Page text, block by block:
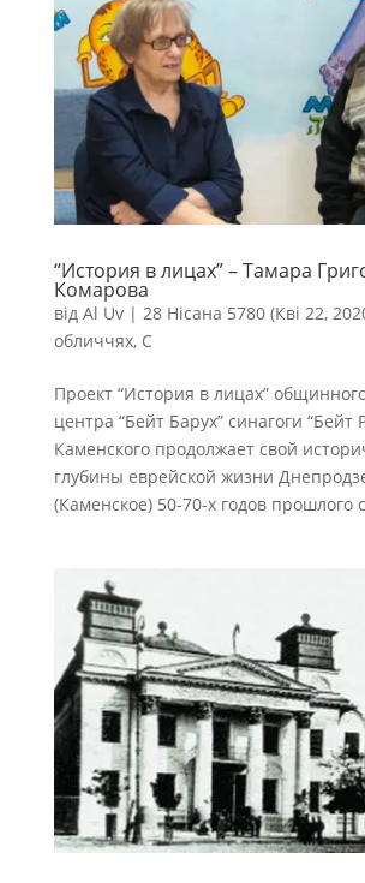
“История в лицах” – Тамара
Комарова
від Al Uv| 28 Нісана 5780 (Кві 22,
обличчях, С
Проект “История в лицах”
центра “Бейт Барух” синагоги “Бейт
Каменского продолжает свой
глубины еврейской жизни
(Каменское) 50-70-х годов прошлого